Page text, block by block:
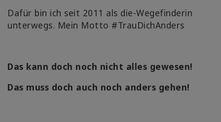
Dafür bin ich seit 2011 als die-Wegefinderin
unterwegs. Mein Motto #TrauDichAnders
Das kann doch noch nicht alles gewesen!
Das muss doch auch noch anders gehen!